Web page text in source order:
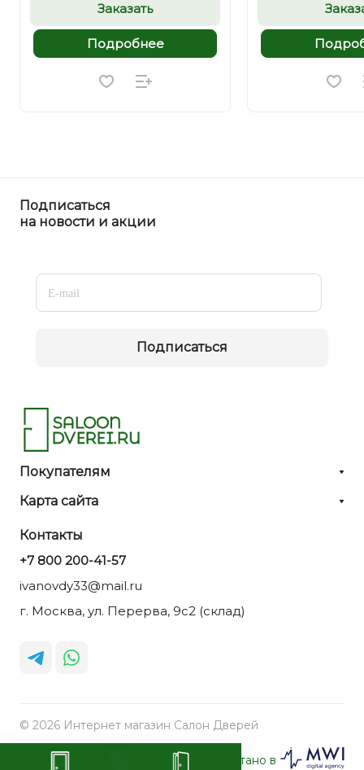
Заказать
Подробнее
Подписаться
на новости и акции
Подписаться
Покупателям
Карта сайта
Контакты
+7 800 200-41-57
ivanovdy33@mail.ru
г. Москва, ул. Перерва, 9с2 (склад)
© 2026 Интернет магазин Салон Дверей
Разработано в